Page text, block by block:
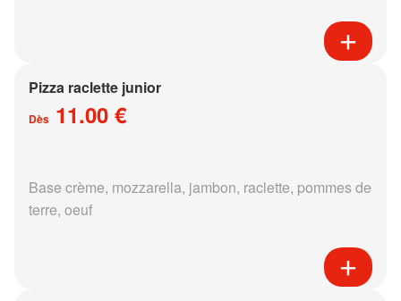
Pizza raclette junior
Dès 11.00 €
Base crème, mozzarella, jambon, raclette, pommes de
terre, oeuf